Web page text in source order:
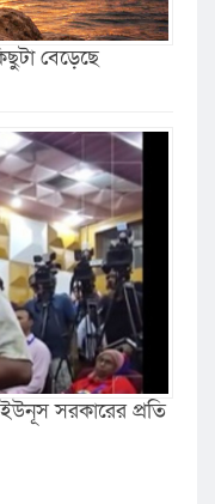
বেড়েছে
সরকারের প্রতি